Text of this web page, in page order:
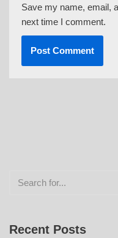
Save my name, email,
next time I comment.
Recent Posts